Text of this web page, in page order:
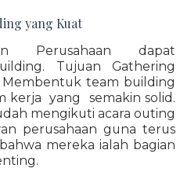
yang Kuat
Perusahaan dapat
Tujuan Gathering
Membentuk team building
kerja yang semakin solid.
mengikuti acara outing
perusahaan guna terus
mereka ialah bagian